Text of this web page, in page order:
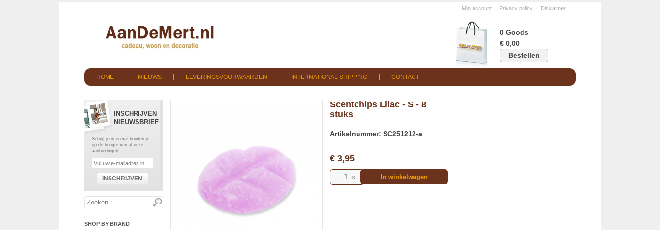
Mijn account Privacy policy Disclaimer
0 Goods
€ 0,00
Bestellen
HOME NIEUWS LEVERINGSVOORWAARDEN INTERNATIONAL SHIPPING CONTACT
INSCHRIJVEN
NIEUWSBRIEF
Schrijf je in en we houden je
op de hoogte van al onze
aanbiedingen!
INSCHRIJVEN
SHOP BY BRAND
Scentchips Lilac - S - 8
stuks
Artikelnummer: SC251212-a
€ 3,95
In winkelwagen